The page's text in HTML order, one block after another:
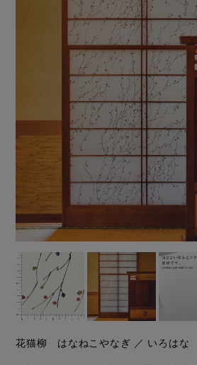
花猫柳 はなねこやなぎ ／ いろはな